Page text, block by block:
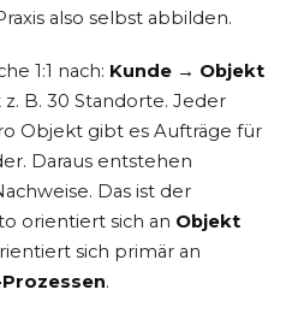
also selbst abbilden.
1:1 nach: Kunde → Objekt
z. B. 30 Standorte. Jeder
Objekt gibt es Aufträge für
Daraus entstehen
Das ist der
orientiert sich an Objekt
sich primär an
.